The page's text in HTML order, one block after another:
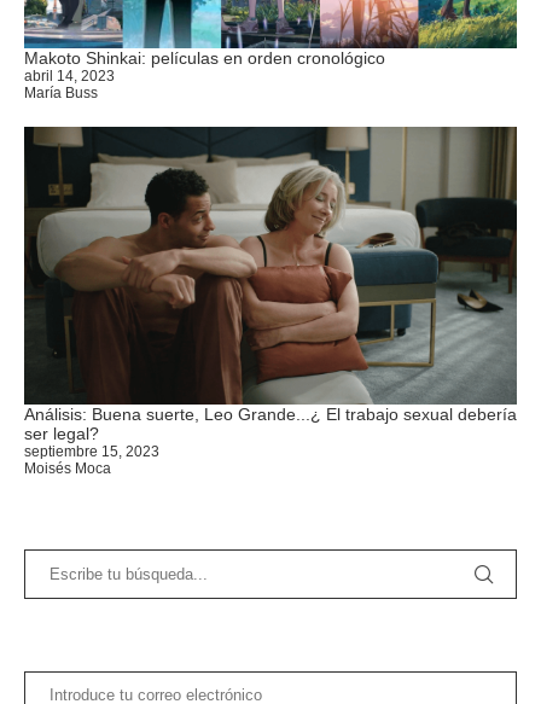
Makoto Shinkai: películas en orden cronológico
abril 14, 2023
María Buss
Análisis: Buena suerte, Leo Grande...¿ El trabajo sexual debería
ser legal?
septiembre 15, 2023
Moisés Moca